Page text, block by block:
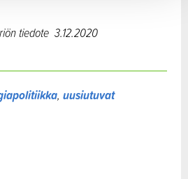
tiedote 3.12.2020
, uusiutuvat